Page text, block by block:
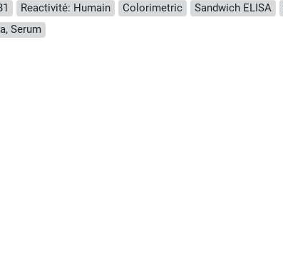
Reactivité: Humain Colorimetric Sandwich ELISA
Serum